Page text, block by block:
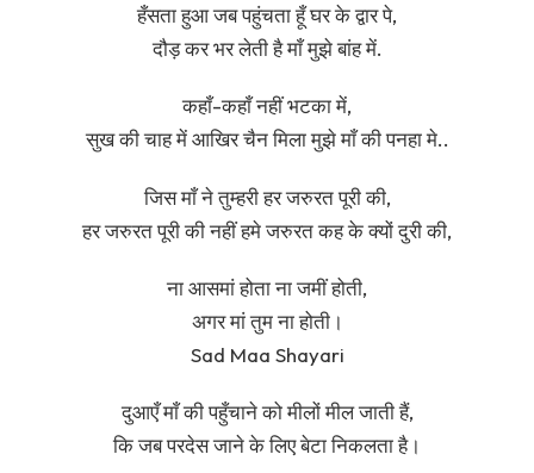
हँसता हुआ जब पहुंचता हूँ घर के द्वार पे,
दौड़ कर भर लेती है माँ मुझे बांह में.
कहाँ-कहाँ नहीं भटका में,
सुख की चाह में आखिर चैन मिला मुझे माँ की पनहा मे..
जिस माँ ने तुम्हरी हर जरुरत पूरी की,
हर जरुरत पूरी की नहीं हमे जरुरत कह के क्यों दुरी की,
ना आसमां होता ना जमीं होती,
अगर मां तुम ना होती।
Sad Maa Shayari
दुआएँ माँ की पहुँचाने को मीलों मील जाती हैं,
कि जब परदेस जाने के लिए बेटा निकलता है।